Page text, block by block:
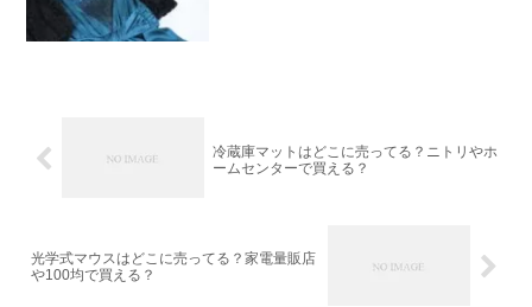
冷蔵庫マットはどこに売ってる？ニトリやホ
ームセンターで買える？
光学式マウスはどこに売ってる？家電量販店
や100均で買える？